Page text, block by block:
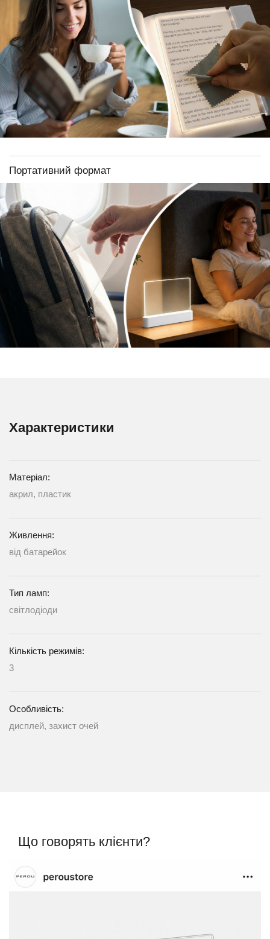
Портативний формат
Характеристики
Матеріал:
акрил, пластик
Живлення:
від батарейок
Тип ламп:
світлодіоди
Кількість режимів:
3
Особливість:
дисплей, захист очей
Що говорять клієнти?